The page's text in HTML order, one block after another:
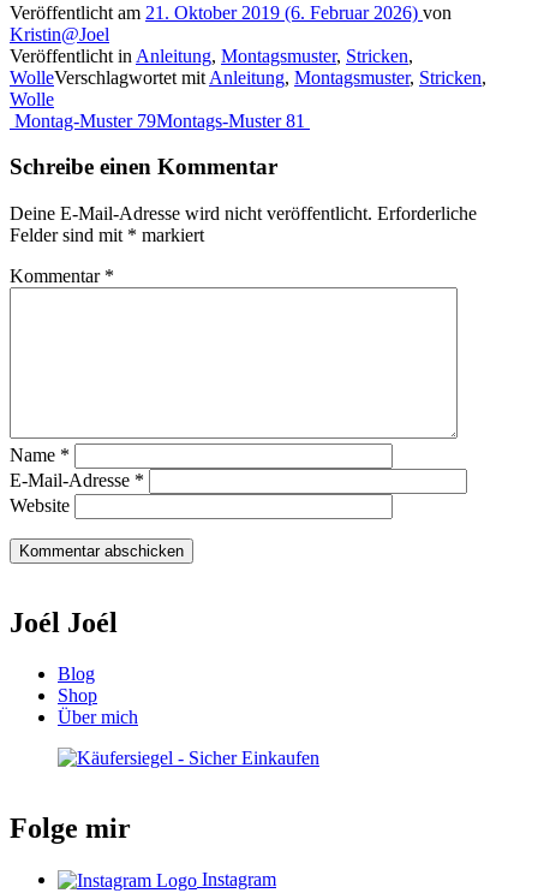
Veröffentlicht am 21. Oktober 2019 (6. Februar 2026) von
Kristin@Joel
Veröffentlicht in Anleitung, Montagsmuster, Stricken,
WolleVerschlagwortet mit Anleitung, Montagsmuster, Stricken,
Wolle
Beitragsnavigation
Montag-Muster 79Montags-Muster 81
Schreibe einen Kommentar
Deine E-Mail-Adresse wird nicht veröffentlicht. Erforderliche
Felder sind mit * markiert
Kommentar *
Name *
E-Mail-Adresse *
Website
Joél Joél
Blog
Shop
Über mich
Folge mir
Instagram